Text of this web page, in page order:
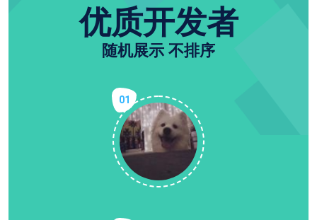
优质开发者
随机展示 不排序
01